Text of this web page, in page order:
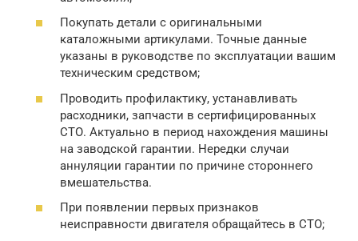
Покупать детали с оригинальными
каталожными артикулами. Точные данные
указаны в руководстве по эксплуатации вашим
техническим средством;
Проводить профилактику, устанавливать
расходники, запчасти в сертифицированных
СТО. Актуально в период нахождения машины
на заводской гарантии. Нередки случаи
аннуляции гарантии по причине стороннего
вмешательства.
При появлении первых признаков
неисправности двигателя обращайтесь в СТО;